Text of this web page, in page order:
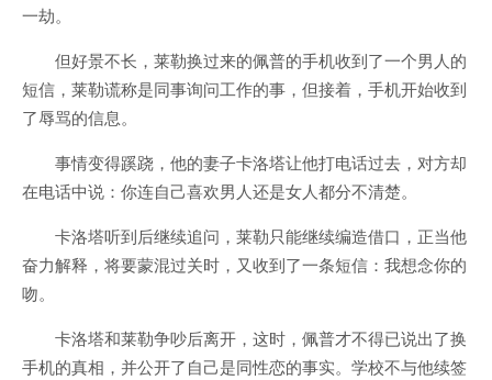
一劫。
但好景不长，莱勒换过来的佩普的手机收到了一个男人的
短信，莱勒谎称是同事询问工作的事，但接着，手机开始收到
了辱骂的信息。
事情变得蹊跷，他的妻子卡洛塔让他打电话过去，对方却
在电话中说：你连自己喜欢男人还是女人都分不清楚。
卡洛塔听到后继续追问，莱勒只能继续编造借口，正当他
奋力解释，将要蒙混过关时，又收到了一条短信：我想念你的
吻。
卡洛塔和莱勒争吵后离开，这时，佩普才不得已说出了换
手机的真相，并公开了自己是同性恋的事实。学校不与他续签